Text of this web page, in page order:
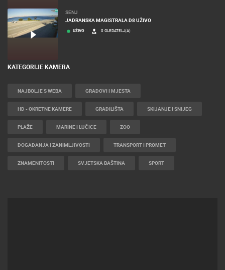
SENJ
JADRANSKA MAGISTRALA D8 UŽIVO
UŽIVO 0 GLEDATELJ(A)
KATEGORIJE KAMERA
NAJBOLJE S WEBA GRADOVI I MJESTA
HD - OKRETNE KAMERE GRADILIŠTA SKIJANJE I SNIJEG
PLAŽE MARINE I LUČICE ZOO
DOGAĐANJA I ZANIMLJIVOSTI TRANSPORT I PROMET
ZNAMENITOSTI SVJETSKA BAŠTINA SPORT